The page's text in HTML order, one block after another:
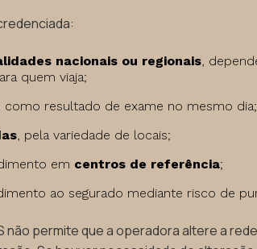
nacionais ou regionais ,
quem viaja;
como resultado de exame no mesmo dia;
, pela variedade de locais;
em centros de referência;
ao segurado mediante risco de
não permite que a operadora altere a rede